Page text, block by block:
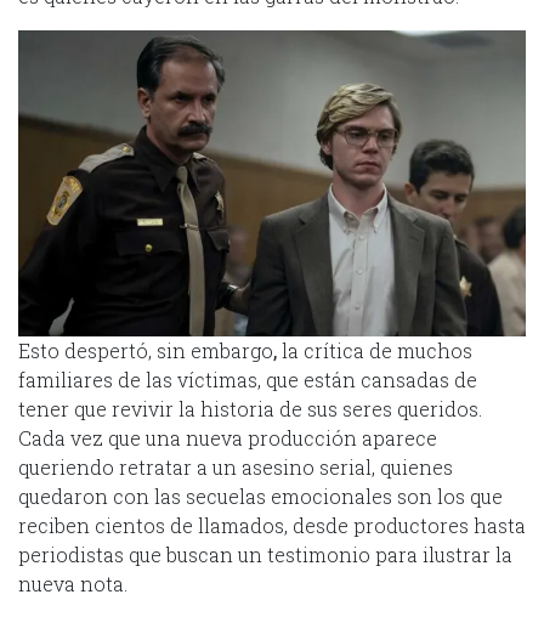
Esto despertó, sin embargo,la crítica de muchos
familiares de las víctimas, que están cansadas de
tener que revivir la historia de sus seres queridos.
Cada vez que una nueva producción aparece
queriendo retratar a un asesino serial, quienes
quedaron con las secuelas emocionales son los que
reciben cientos de llamados, desde productores hasta
periodistas que buscan un testimonio para ilustrar la
nueva nota.